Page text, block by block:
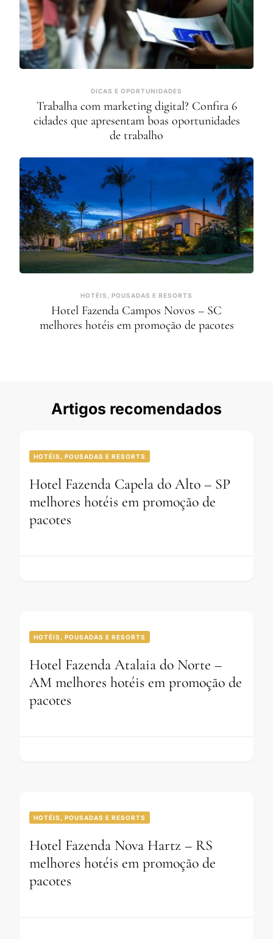
DICAS E OPORTUNIDADES
Trabalha com marketing digital? Confira 6
cidades que apresentam boas oportunidades
de trabalho
HOTÉIS, POUSADAS E RESORTS
Hotel Fazenda Campos Novos – SC
melhores hotéis em promoção de pacotes
Artigos recomendados
HOTÉIS, POUSADAS E RESORTS
Hotel Fazenda Capela do Alto – SP
melhores hotéis em promoção de
pacotes
HOTÉIS, POUSADAS E RESORTS
Hotel Fazenda Atalaia do Norte –
AM melhores hotéis em promoção de
pacotes
HOTÉIS, POUSADAS E RESORTS
Hotel Fazenda Nova Hartz – RS
melhores hotéis em promoção de
pacotes